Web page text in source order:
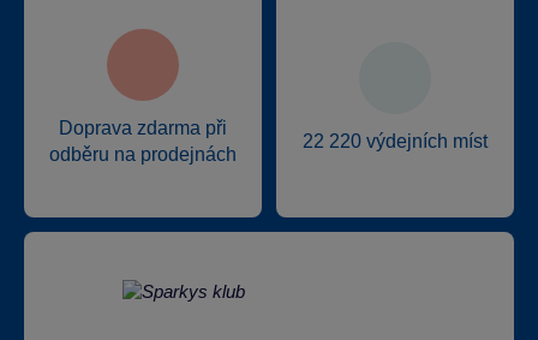
Doprava zdarma při
odběru na prodejnách
22 220 výdejních míst